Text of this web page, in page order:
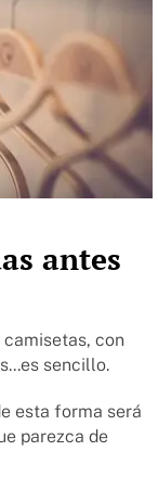
antes
con
sencillo.
esta forma será
parezca de